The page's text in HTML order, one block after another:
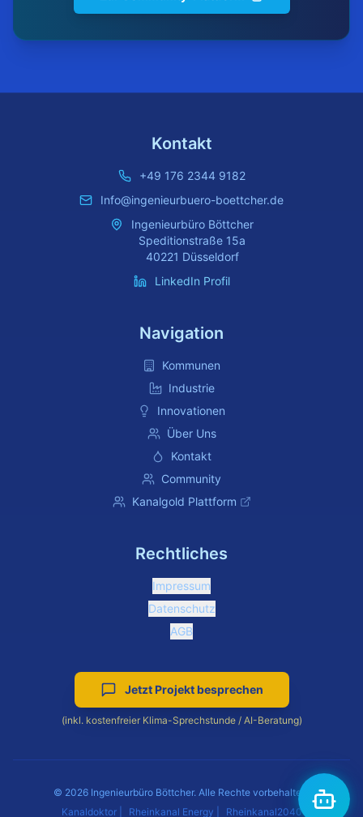
Kontakt
+49 176 2344 9182
Info@ingenieurbuero-boettcher.de
Ingenieurbüro Böttcher
Speditionstraße 15a
40221 Düsseldorf
LinkedIn Profil
Navigation
Kommunen
Industrie
Innovationen
Über Uns
Kontakt
Community
Kanalgold Plattform
Rechtliches
Impressum
Datenschutz
AGB
Jetzt Projekt besprechen
(inkl. kostenfreier Klima-Sprechstunde / AI-Beratung)
© 2026 Ingenieurbüro Böttcher. Alle Rechte vorbehalten.
Kanaldoktor| Rheinkanal Energy Rheinkanal2040